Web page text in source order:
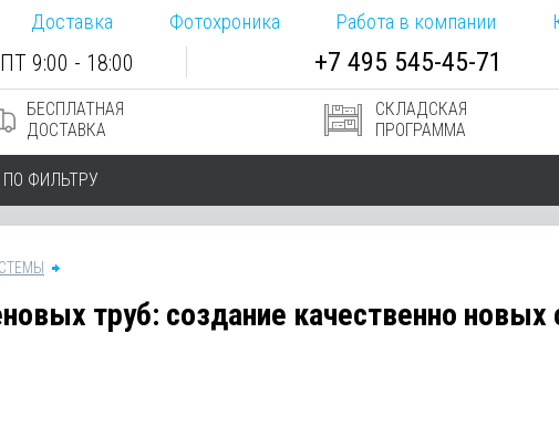
Доставка Фотохроника Работа в компании
9:00 - 18:00 +7 495 545-45-71
БЕСПЛАТНАЯ
ДОСТАВКА
СКЛАДСКАЯ
ПРОГРАММА
ФИЛЬТРУ
труб: создание качественно новых